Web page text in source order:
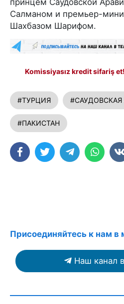
Салманом и премьер-
Шахбазом Шарифом.
Komissiyasız kredit sifariş et!
#ТУРЦИЯ #САУДОВСКАЯ
#ПАКИСТАН
Присоединяйтесь к нам
Наш канал